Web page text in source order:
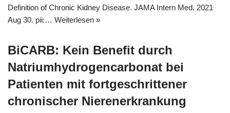
Definition of Chronic Kidney Disease. JAMA Intern Med. 2021
Aug 30. pii:… Weiterlesen »
BiCARB: Kein Benefit durch
Natriumhydrogencarbonat bei
Patienten mit fortgeschrittener
chronischer Nierenerkrankung